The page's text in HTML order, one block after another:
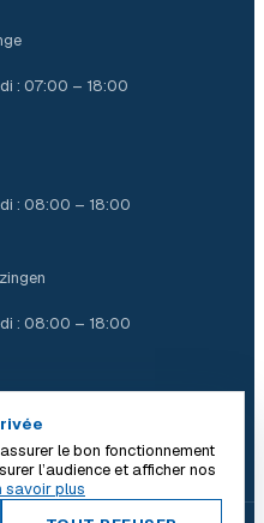
: 07:00 – 18:00
: 08:00 – 18:00
: 08:00 – 18:00
7526 Mersch
: 08:00 – 18:00
le bon fonctionnement
l’audience et afficher nos
savoir plus